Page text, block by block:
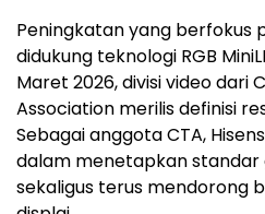
Peningkatan yang berfokus
didukung teknologi RGB
Maret 2026, divisi video dari
Association merilis definisi
Sebagai anggota CTA,
dalam menetapkan standar
sekaligus terus mendorong